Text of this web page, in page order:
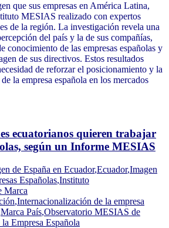
que sus empresas en América Latina,
MESIAS realizado con expertos
de la región. La investigación revela una
del país y la de sus compañías,
conocimiento de las empresas españolas y
de sus directivos. Estos resultados
de reforzar el posicionamiento y la
la empresa española en los mercados
ecuatorianos quieren trabajar
según un Informe MESIAS
de España en Ecuador,Ecuador,Imagen
Españolas,Instituto
Marca
,Internacionalización de la empresa
Marca País,Observatorio MESIAS de
Empresa Española